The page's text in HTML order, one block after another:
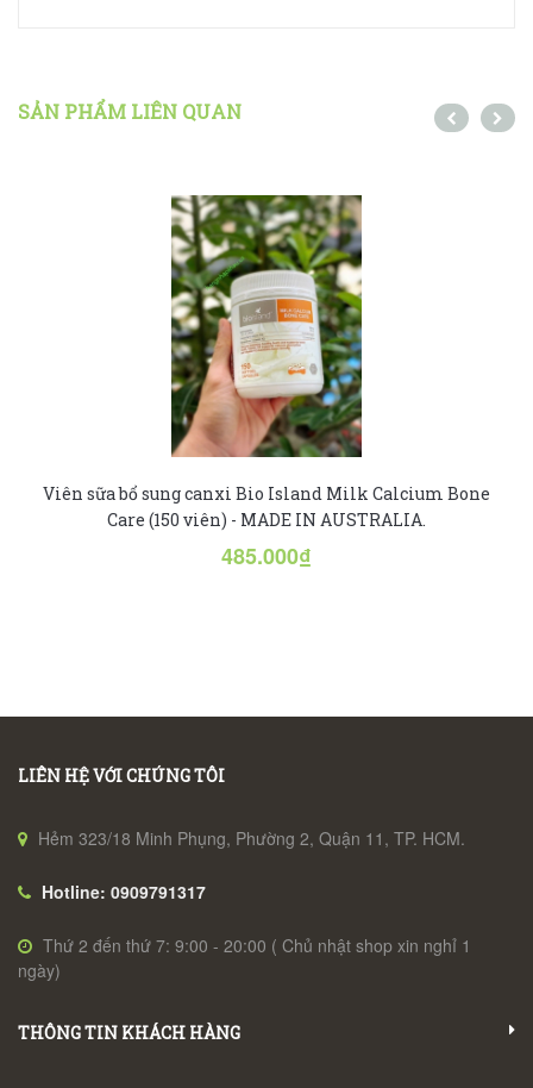
SẢN PHẨM LIÊN QUAN
Viên sữa bổ sung canxi Bio Island Milk Calcium Bone
Care (150 viên) - MADE IN AUSTRALIA.
485.000₫
LIÊN HỆ VỚI CHÚNG TÔI
Hẻm 323/18 Minh Phụng, Phường 2, Quận 11, TP. HCM.
Hotline: 0909791317
Thứ 2 đến thứ 7: 9:00 - 20:00 ( Chủ nhật shop xin nghỉ 1
ngày)
THÔNG TIN KHÁCH HÀNG